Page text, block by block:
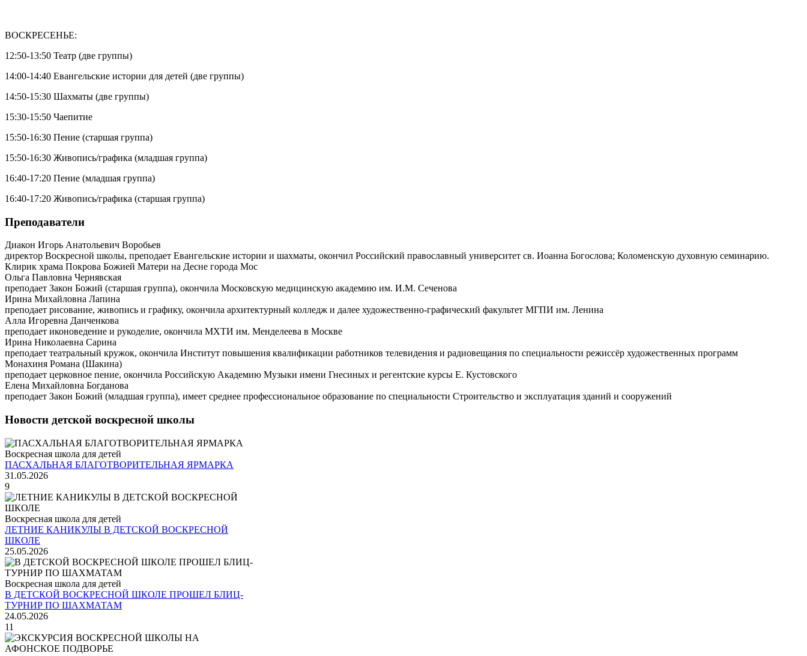
ВОСКРЕСЕНЬЕ:
12:50-13:50 Театр (две группы)
14:00-14:40 Евангельские истории для детей (две группы)
14:50-15:30 Шахматы (две группы)
15:30-15:50 Чаепитие
15:50-16:30 Пение (старшая группа)
15:50-16:30 Живопись/графика (младшая группа)
16:40-17:20 Пение (младшая группа)
16:40-17:20 Живопись/графика (старшая группа)
Преподаватели
Диакон Игорь Анатольевич Воробьев
директор Воскресной школы, преподает Евангельские истории и шахматы, окончил Российский православный университет св. Иоанна Богослова; Коломенскую духовную семинарию.
Клирик храма Покрова Божией Матери на Десне города Мос
Ольга Павловна Чернявская
преподает Закон Божий (старшая группа), окончила Московскую медицинскую академию им. И.М. Сеченова
Ирина Михайловна Лапина
преподает рисование, живопись и графику, окончила архитектурный колледж и далее художественно-графический факультет МГПИ им. Ленина
Алла Игоревна Данченкова
преподает иконоведение и рукоделие, окончила МХТИ им. Менделеева в Москве
Ирина Николаевна Сарина
преподает театральный кружок, окончила Институт повышения квалификации работников телевидения и радиовещания по специальности режиссёр художественных программ
Монахиня Романа (Шакина)
преподает церковное пение, окончила Российскую Академию Музыки имени Гнесиных и регентские курсы Е. Кустовского
Елена Михайловна Богданова
преподает Закон Божий (младшая группа), имеет среднее профессиональное образование по специальности Строительство и эксплуатация зданий и сооружений
Новости детской воскресной школы
Воскресная школа для детей
ПАСХАЛЬНАЯ БЛАГОТВОРИТЕЛЬНАЯ ЯРМАРКА
31.05.2026
9
Воскресная школа для детей
ЛЕТНИЕ КАНИКУЛЫ В ДЕТСКОЙ ВОСКРЕСНОЙ
ШКОЛЕ
25.05.2026
Воскресная школа для детей
В ДЕТСКОЙ ВОСКРЕСНОЙ ШКОЛЕ ПРОШЕЛ БЛИЦ-
ТУРНИР ПО ШАХМАТАМ
24.05.2026
11